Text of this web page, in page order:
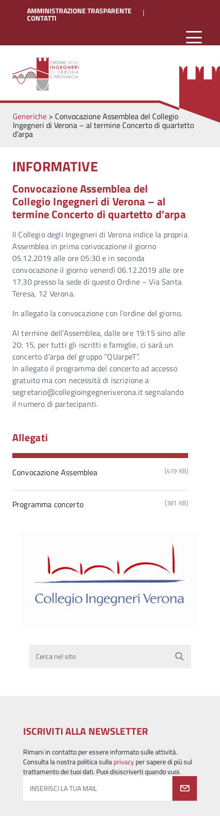
AMMINISTRAZIONE TRASPARENTE
CONTATTI
Generiche> Convocazione Assemblea del Collegio
Ingegneri di Verona – al termine Concerto di quartetto
d’arpa
INFORMATIVE
Convocazione Assemblea del
Collegio Ingegneri di Verona – al
termine Concerto di quartetto d’arpa
Il Collegio degli Ingegneri di Verona indice la propria
Assemblea in prima convocazione il giorno
05.12.2019 alle ore 05:30 e in seconda
convocazione il giorno venerdì 06.12.2019 alle ore
17.30 presso la sede di questo Ordine – Via Santa
Teresa, 12 Verona.
In allegato la convocazione con l’ordine del giorno.
Al termine dell’Assemblea, dalle ore 19:15 sino alle
20: 15, per tutti gli iscritti e famiglie, ci sarà un
concerto d’arpa del gruppo “QUarpeT”.
In allegato il programma del concerto ad accesso
gratuito ma con necessità di iscrizione a
segretario@collegioingegneriverona.it segnalando
il numero di partecipanti.
Allegati
Convocazione Assemblea [419 KB]
Programma concerto [381 KB]
Cerca nel sito
ISCRIVITI ALLA NEWSLETTER
Rimani in contatto per essere informato sulle attività.
Consulta la nostra politica sullaprivacyper sapere di più sul
trattamento dei tuoi dati. Puoi disiscriverti quando vuoi.
INSERISCI LA TUA MAIL